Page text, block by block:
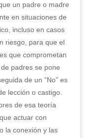
un padre o madre
en situaciones de
incluso en casos
riesgo, para que el
que comprometan
padres se pone
de un “No” es
lección o castigo.
de esa teoría
actuar con
la conexión y las